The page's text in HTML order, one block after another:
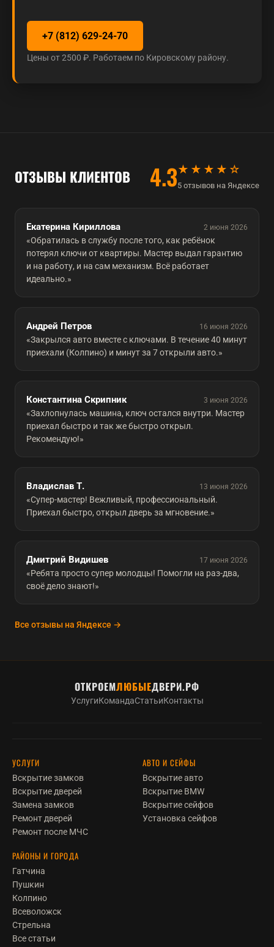
+7 (812) 629-24-70
Цены от 2500 ₽. Работаем по Кировскому району.
ОТЗЫВЫ КЛИЕНТОВ 4.3★★★★☆
5 отзывов на Яндексе
Екатерина Кириллова 2 июня 2026
«Обратилась в службу после того, как ребёнок
потерял ключи от квартиры. Мастер выдал гарантию
и на работу, и на сам механизм. Всё работает
идеально.»
Андрей Петров 16 июня 2026
«Закрылся авто вместе с ключами. В течение 40 минут
приехали (Колпино) и минут за 7 открыли авто.»
Константина Скрипник 3 июня 2026
«Захлопнулась машина, ключ остался внутри. Мастер
приехал быстро и так же быстро открыл.
Рекомендую!»
Владислав Т. 13 июня 2026
«Супер-мастер! Вежливый, профессиональный.
Приехал быстро, открыл дверь за мгновение.»
Дмитрий Видишев 17 июня 2026
«Ребята просто супер молодцы! Помогли на раз-два,
своё дело знают!»
Все отзывы на Яндексе →
ОТКРОЕМЛЮБЫЕДВЕРИ.РФ
УслугиКомандаСтатьиКонтакты
УСЛУГИ
Вскрытие замков
Вскрытие дверей
Замена замков
Ремонт дверей
Ремонт после МЧС
АВТО И СЕЙФЫ
Вскрытие авто
Вскрытие BMW
Вскрытие сейфов
Установка сейфов
РАЙОНЫ И ГОРОДА
Гатчина
Пушкин
Колпино
Всеволожск
Стрельна
Все статьи